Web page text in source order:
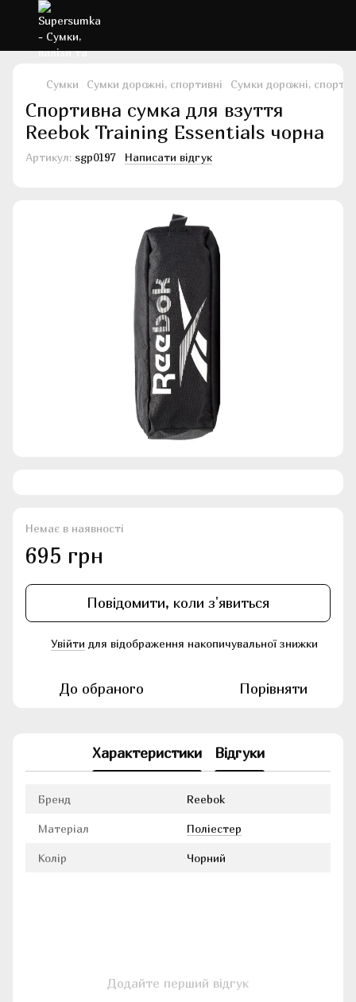
Сумки Сумки дорожні, спортивні Сумки дорожні,
Спортивна сумка для взуття
Reebok Training Essentials чорна
Артикул: sgp0197 Написати відгук
Немає в наявності
695 грн
Повідомити, коли з'явиться
Увійти для відображення накопичувальної знижки
До обраного Порівняти
Характеристики Відгуки
Бренд Reebok
Матеріал Поліестер
Колір Чорний
Додайте перший відгук